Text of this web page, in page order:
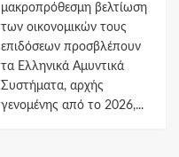
μακροπρόθεσμη βελτίωση
των οικονομικών τους
επιδόσεων προσβλέπουν
τα Ελληνικά Αμυντικά
Συστήματα, αρχής
γενομένης από το 2026,...